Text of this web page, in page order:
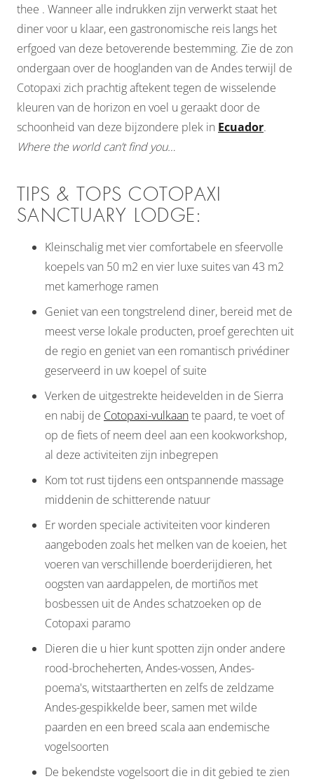
thee . Wanneer alle indrukken zijn verwerkt staat het
diner voor u klaar, een gastronomische reis langs het
erfgoed van deze betoverende bestemming. Zie de zon
ondergaan over de hooglanden van de Andes terwijl de
Cotopaxi zich prachtig aftekent tegen de wisselende
kleuren van de horizon en voel u geraakt door de
schoonheid van deze bijzondere plek in Ecuador.
Where the world can’t find you…
TIPS & TOPS COTOPAXI
SANCTUARY LODGE:
Kleinschalig met vier comfortabele en sfeervolle
koepels van 50 m2 en vier luxe suites van 43 m2
met kamerhoge ramen
Geniet van een tongstrelend diner, bereid met de
meest verse lokale producten, proef gerechten uit
de regio en geniet van een romantisch privédiner
geserveerd in uw koepel of suite
Verken de uitgestrekte heidevelden in de Sierra
en nabij de Cotopaxi-vulkaante paard, te voet of
op de fiets of neem deel aan een kookworkshop,
al deze activiteiten zijn inbegrepen
Kom tot rust tijdens een ontspannende massage
middenin de schitterende natuur
Er worden speciale activiteiten voor kinderen
aangeboden zoals het melken van de koeien, het
voeren van verschillende boerderijdieren, het
oogsten van aardappelen, de mortiños met
bosbessen uit de Andes schatzoeken op de
Cotopaxi paramo
Dieren die u hier kunt spotten zijn onder andere
rood-brocheherten, Andes-vossen, Andes-
poema's, witstaartherten en zelfs de zeldzame
Andes-gespikkelde beer, samen met wilde
paarden en een breed scala aan endemische
vogelsoorten
De bekendste vogelsoort die in dit gebied te zien